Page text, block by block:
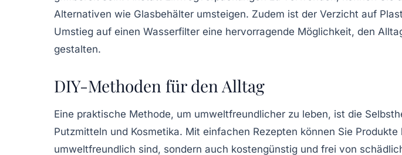
Alternativen wie Glasbehälter umsteigen. Zudem ist der Verzicht auf
Umstieg auf einen Wasserfilter eine hervorragende Möglichkeit, den
gestalten.
DIY-Methoden für den Alltag
Eine praktische Methode, um umweltfreundlicher zu leben, ist die
Putzmitteln und Kosmetika. Mit einfachen Rezepten können Sie
umweltfreundlich sind, sondern auch kostengünstig und frei von